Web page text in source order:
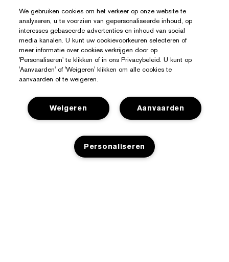
Mijn bestelling volgen
We gebruiken cookies om het verkeer op onze website te
analyseren, u te voorzien van gepersonaliseerde inhoud, op
interesses gebaseerde advertenties en inhoud van social
media kanalen. U kunt uw cookievoorkeuren selecteren of
meer informatie over cookies verkrijgen door op
'Personaliseren' te klikken of in ons Privacybeleid. U kunt op
'Aanvaarden' of 'Weigeren' klikken om alle cookies te
aanvaarden of te weigeren.
Aanvaarden
Weigeren
Personaliseren